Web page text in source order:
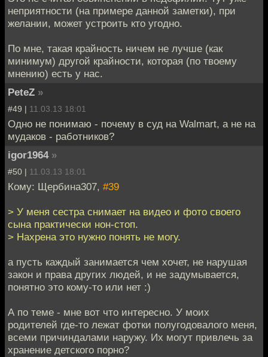
неприятности (на примере данной заметки), при
желании, может устроить кто угодно.
По мне, такая крайность ничем не лучше (как
минимум) другой крайности, которая (по твоему
мнению) есть у нас.
PeteZ »
#49 | 11.03.13 18:01
Одно не понимаю - почему в суд на Walmart, а не на
мудаков - работников?
igor1964 »
#50 | 11.03.13 18:01
Кому: Щербина307, #39
> У меня сестра снимает на видео и фото своего
сына практически нон-стоп.
> Нахрена это нужно понять не могу.
а пусть каждый занимается чем хочет, не нарушая
закон и права других людей, и не задумывается,
понятно это кому-то или нет :)
А по теме - мне вот что интересно. У моих
родителей где-то лежат фотки полугодовалого меня,
всеми причиндалами наружу. Их могут привлечь за
хранение детского порно?